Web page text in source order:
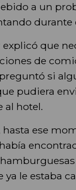
a un
durante
que
de
si
pudiera
al hotel.
hasta ese
ya le estaba